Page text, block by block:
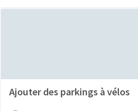
Ajouter des parkings à vélos